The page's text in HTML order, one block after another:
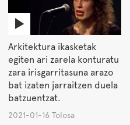
Arkitektura ikasketak
egiten ari zarela konturatu
zara irisgarritasuna arazo
bat izaten jarraitzen duela
batzuentzat.
2021-01-16 Tolosa